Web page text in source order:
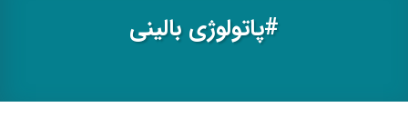
#پاتولوژی بالینی